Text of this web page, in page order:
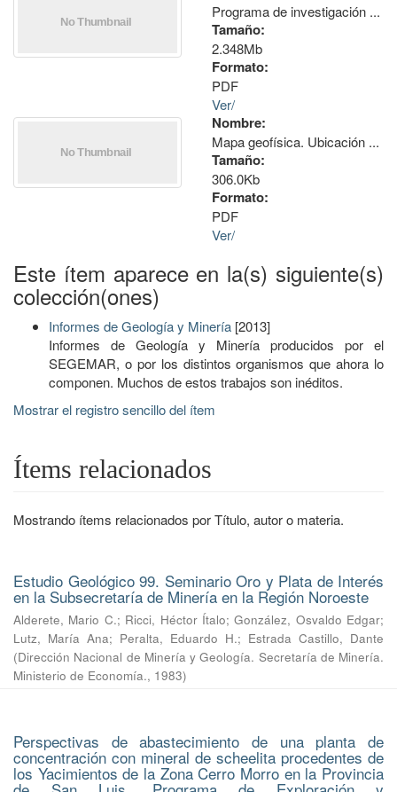
Programa de investigación ...
Tamaño:
2.348Mb
Formato:
PDF
Ver/
Nombre:
Mapa geofísica. Ubicación ...
Tamaño:
306.0Kb
Formato:
PDF
Ver/
Este ítem aparece en la(s) siguiente(s)
colección(ones)
Informes de Geología y Minería [2013]
Informes de Geología y Minería producidos por el
SEGEMAR, o por los distintos organismos que ahora lo
componen. Muchos de estos trabajos son inéditos.
Mostrar el registro sencillo del ítem
Ítems relacionados
Mostrando ítems relacionados por Título, autor o materia.
Estudio Geológico 99. Seminario Oro y Plata de Interés
en la Subsecretaría de Minería en la Región Noroeste
Alderete, Mario C.; Ricci, Héctor Ítalo;González, Osvaldo Edgar;
Lutz, María Ana; Peralta, Eduardo H.; Estrada Castillo, Dante
(Dirección Nacional de Minería y Geología. Secretaría de Minería.
Ministerio de Economía., 1983)
Perspectivas de abastecimiento de una planta de
concentración con mineral de scheelita procedentes de
los Yacimientos de la Zona Cerro Morro en la Provincia